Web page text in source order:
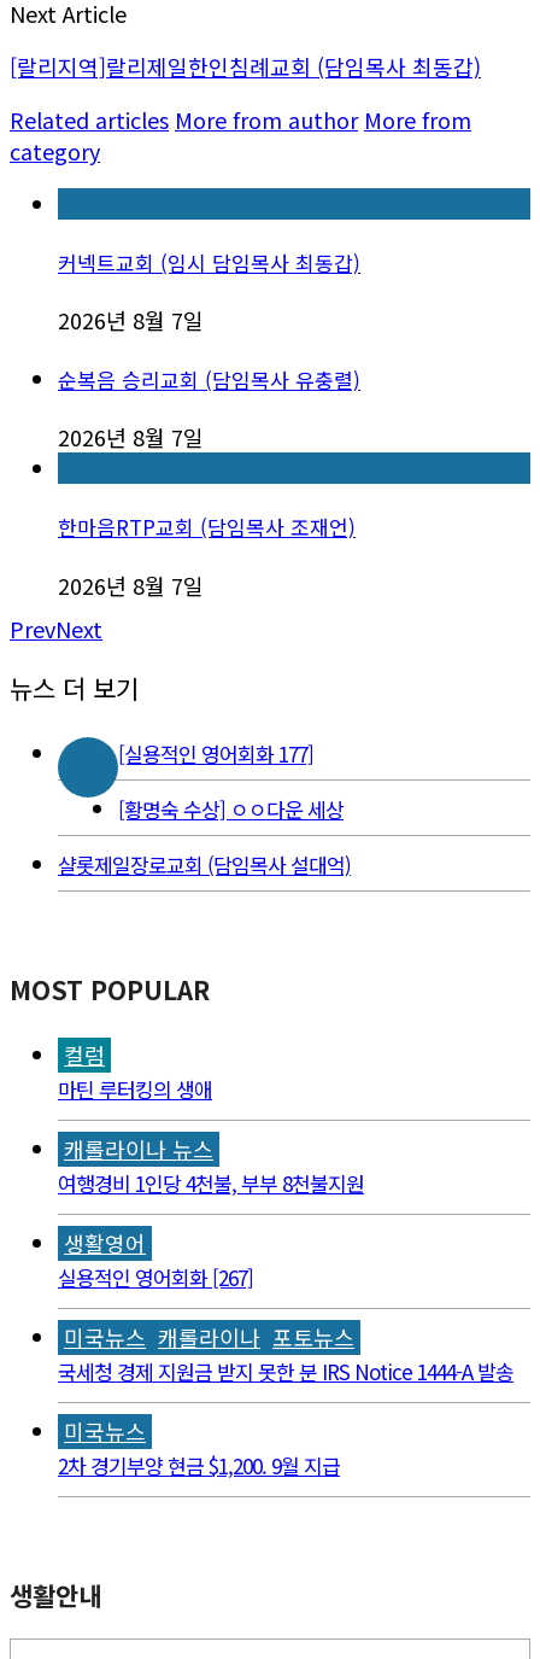
Next Article
[랄리지역]랄리제일한인침례교회 (담임목사 최동갑)
Related articles More from author More from
category
커넥트교회 (임시 담임목사 최동갑)
2026년 8월 7일
순복음 승리교회 (담임목사 유충렬)
2026년 8월 7일
한마음RTP교회 (담임목사 조재언)
2026년 8월 7일
PrevNext
뉴스 더 보기
[실용적인 영어회화 177]
[황명숙 수상] ㅇㅇ다운 세상
샬롯제일장로교회 (담임목사 설대억)
MOST POPULAR
컬럼
마틴 루터킹의 생애
캐롤라이나 뉴스
여행경비 1인당 4천불, 부부 8천불지원
생활영어
실용적인 영어회화 [267]
미국뉴스 캐롤라이나 포토뉴스
국세청 경제 지원금 받지 못한 분 IRS Notice 1444-A 발송
미국뉴스
2차 경기부양 현금 $1,200. 9월 지급
생활안내